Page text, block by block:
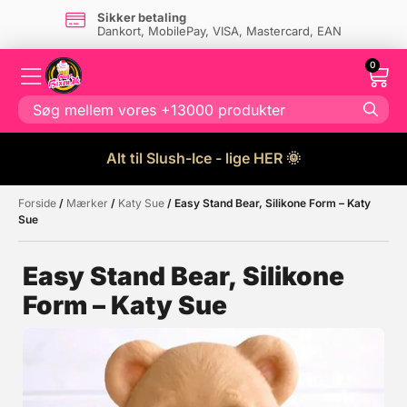
Sikker betaling
Dankort, MobilePay, VISA, Mastercard, EAN
0
Alt til Slush-Ice - lige HER 🌞
Måske kunne nogle af disse
Tilbud
Forside / Mærker / Katy Sue / Easy Stand Bear, Silikone Form – Katy
Sue
Easy Stand Bear, Silikone
Form – Katy Sue